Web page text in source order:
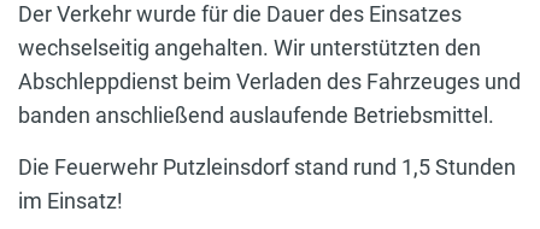
Der Verkehr wurde für die Dauer des Einsatzes
wechselseitig angehalten. Wir unterstützten den
Abschleppdienst beim Verladen des Fahrzeuges und
banden anschließend auslaufende Betriebsmittel.
Die Feuerwehr Putzleinsdorf stand rund 1,5 Stunden
im Einsatz!